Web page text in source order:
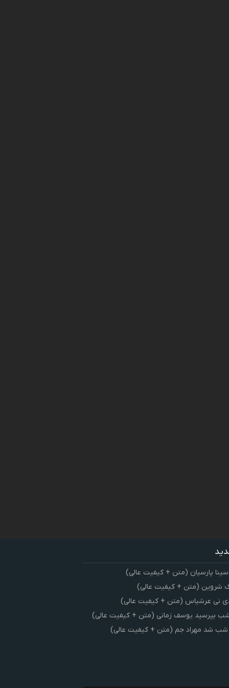
پارسیان (متن + کیفیت عالی)
شروین (متن + کیفیت عالی)
نی عرشیاس (متن + کیفیت عالی)
بپرسید یوسف زمانی (متن + کیفیت عالی)
شب شد مهراد جم (متن + کیفیت عالی)